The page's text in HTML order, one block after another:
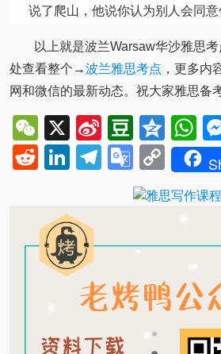
说了爬山，他说你认为别人会同意
以上就是波兰Warsaw华沙雅思
处查看整个→波兰雅思考点 ，更多内
网和微信的最新动态。祝大家雅思备
WeChat
X
Sina
Weibo
RedditLinkedIn
Telegram
Google
Link